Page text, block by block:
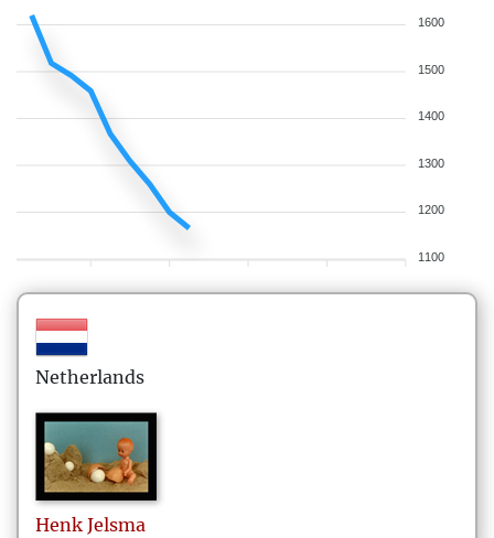
1600
1500
1400
1300
1200
1100
Netherlands
Henk Jelsma